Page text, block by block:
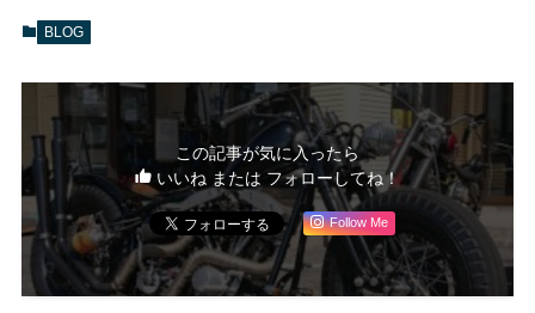
BLOG
この記事が気に入ったら
いいね または フォローしてね！
Follow Me